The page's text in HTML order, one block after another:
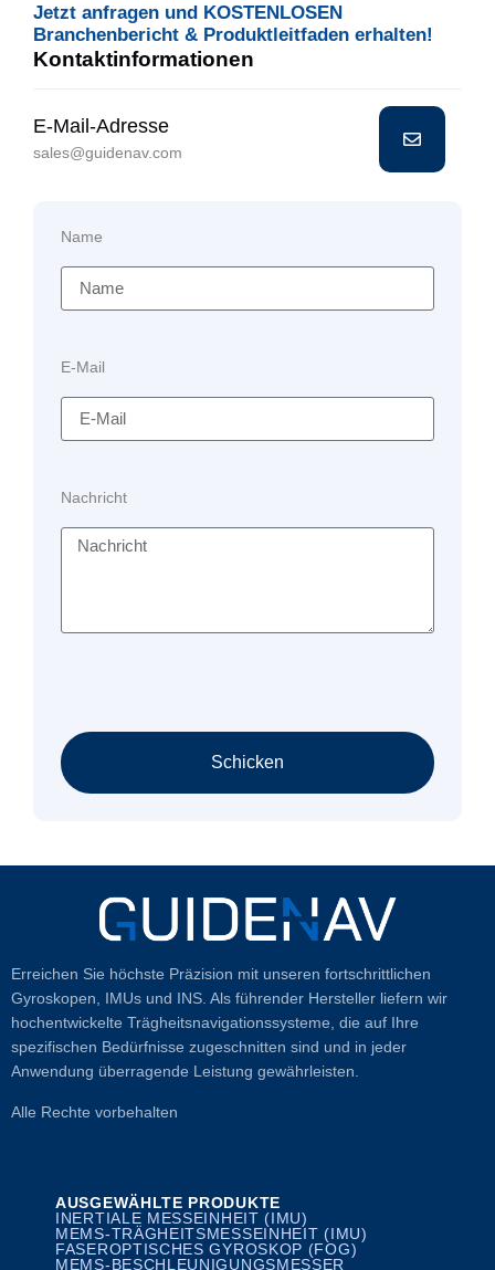
Jetzt anfragen und KOSTENLOSEN
Branchenbericht & Produktleitfaden erhalten!
Kontaktinformationen
E-Mail-Adresse
sales@guidenav.com
Name
E-Mail
Nachricht
Schicken
Erreichen Sie höchste Präzision mit unseren fortschrittlichen
Gyroskopen, IMUs und INS. Als führender Hersteller liefern wir
hochentwickelte Trägheitsnavigationssysteme, die auf Ihre
spezifischen Bedürfnisse zugeschnitten sind und in jeder
Anwendung überragende Leistung gewährleisten.
Alle Rechte vorbehalten
AUSGEWÄHLTE PRODUKTE
INERTIALE MESSEINHEIT (IMU)
MEMS-TRÄGHEITSMESSEINHEIT (IMU)
FASEROPTISCHES GYROSKOP (FOG)
MEMS-BESCHLEUNIGUNGSMESSER